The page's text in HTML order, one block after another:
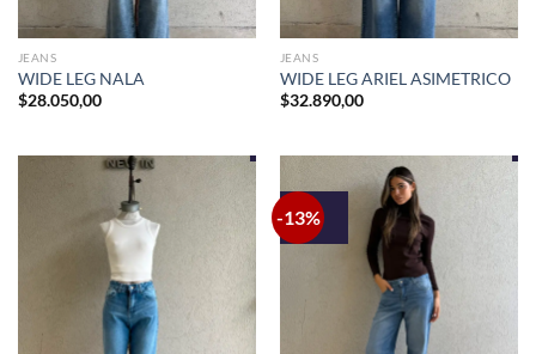
JEANS
WIDE LEG NALA
$28.050,00
JEANS
WIDE LEG ARIEL ASIMETRICO
$32.890,00
-13%